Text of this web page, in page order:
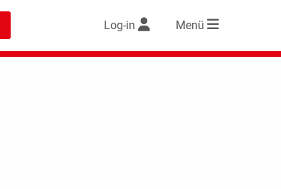
Log-in Menü